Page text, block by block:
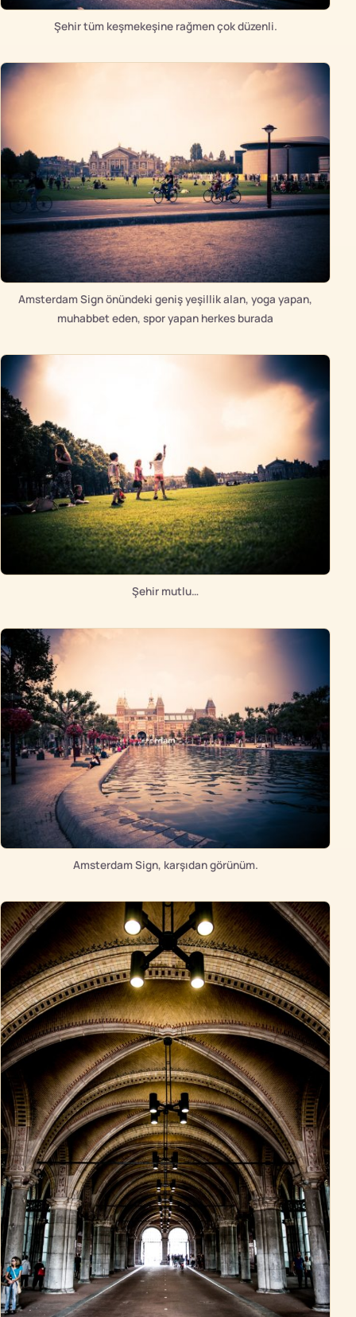
Şehir tüm keşmekeşine rağmen çok düzenli.
Amsterdam Sign önündeki geniş yeşillik alan, yoga yapan,
muhabbet eden, spor yapan herkes burada
Şehir mutlu…
Amsterdam Sign, karşıdan görünüm.